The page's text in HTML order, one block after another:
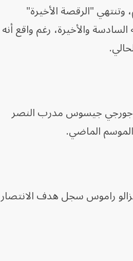
وتنتهي "الرقصة الأخيرة"
والأخيرة، رغم واقع أنه
جورجي جيسوس مدرب النصر
الموسم الماضي.
راموس سجل هدف الانتصار